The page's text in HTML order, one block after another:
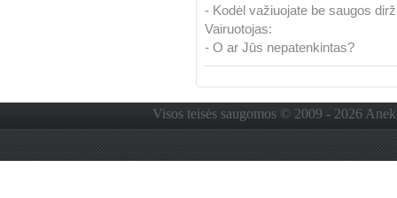
- Kodėl važiuojate be saugos
Vairuotojas:
- O ar Jūs nepatenkintas?
Visos teisės saugomos © 2009 - 2026